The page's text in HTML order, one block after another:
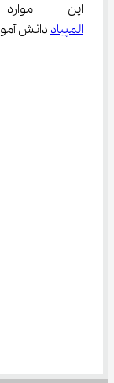
این
المپیاد دانش